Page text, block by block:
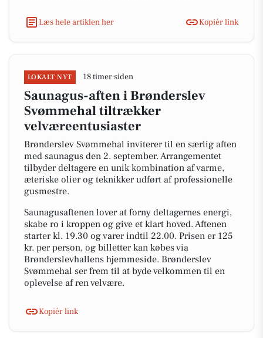
Læs hele artiklen her Kopiér link
LOKALT NYT 18 timer siden
Saunagus-aften i Brønderslev
Svømmehal tiltrækker
velværeentusiaster
Brønderslev Svømmehal inviterer til en særlig aften
med saunagus den 2. september. Arrangementet
tilbyder deltagere en unik kombination af varme,
æteriske olier og teknikker udført af professionelle
gusmestre.
Saunagusaftenen lover at forny deltagernes energi,
skabe ro i kroppen og give et klart hoved. Aftenen
starter kl. 19.30 og varer indtil 22.00. Prisen er 125
kr. per person, og billetter kan købes via
Brønderslevhallens hjemmeside. Brønderslev
Svømmehal ser frem til at byde velkommen til en
oplevelse af ren velvære.
Kopiér link